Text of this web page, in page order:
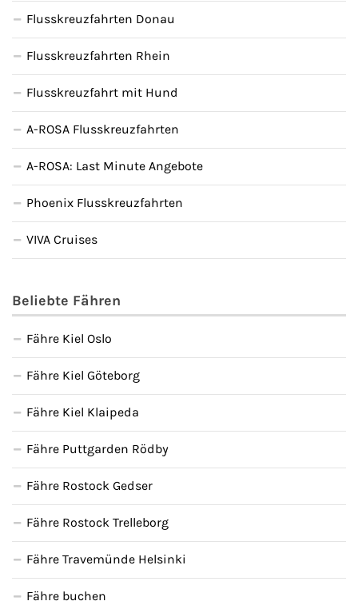
Flusskreuzfahrten Donau
Flusskreuzfahrten Rhein
Flusskreuzfahrt mit Hund
A-ROSA Flusskreuzfahrten
A-ROSA: Last Minute Angebote
Phoenix Flusskreuzfahrten
VIVA Cruises
Beliebte Fähren
Fähre Kiel Oslo
Fähre Kiel Göteborg
Fähre Kiel Klaipeda
Fähre Puttgarden Rödby
Fähre Rostock Gedser
Fähre Rostock Trelleborg
Fähre Travemünde Helsinki
Fähre buchen